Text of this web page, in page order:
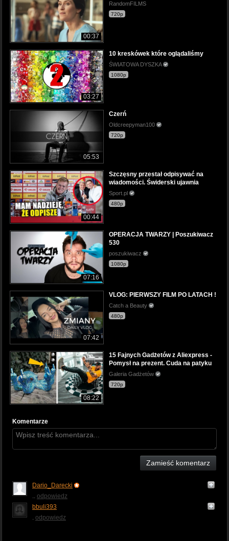
00:37
RandomFILMS
720p
03:27
10 kreskówek które oglądaliśmy
ŚWIATOWA DYSZKA
1080p
05:53
Czerń
Oldcreepyman100
720p
00:44
Szczęsny przestał odpisywać na
wiadomości. Świderski ujawnia
Sport.pl
480p
07:16
OPERACJA TWARZY | Poszukiwacz
530
poszukiwacz
1080p
07:42
VLOG: PIERWSZY FILM PO LATACH !
Catch a Beauty
480p
08:22
15 Fajnych Gadżetów z Aliexpress -
Pomysł na prezent. Cuda na patyku
Galeria Gadżetów
720p
Komentarze
Zamieść komentarz
Dario_Darecki
.. odpowiedz
bbuli393
. odpowiedz